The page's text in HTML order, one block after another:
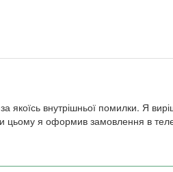
внутрішньої помилки. Я
цьому я оформив замовлення в